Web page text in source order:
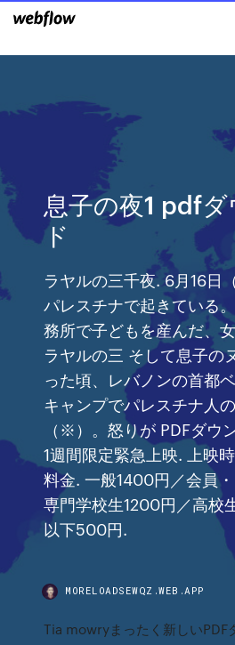
息子の夜1 pdf
ド
ラヤルの三千夜. 6月16日
パレスチナで起きている
務所で子どもを産んだ、
ラヤルの三 そして息子の
った頃、レバノンの首都
キャンプでパレスチナ人
（※）。怒りが PDFダウ
1週間限定緊急上映. 上映
料金. 一般1400円／会員
専門学校生1200円／高校
以下500円.
MORELOADSEWQZ.WEB.APP
Tia mowryまったく新しいPDF